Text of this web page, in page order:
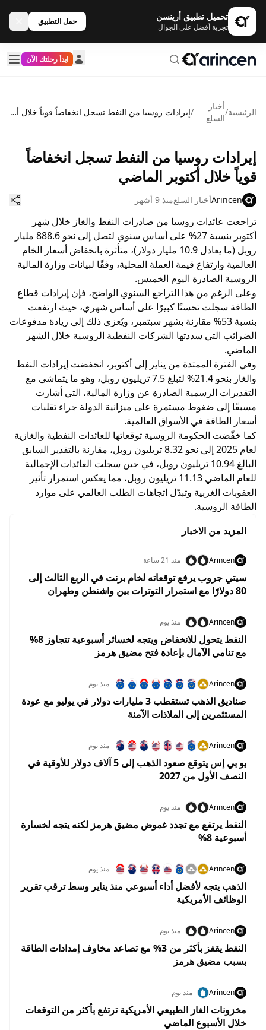
تحميل تطبيق أرينسن
تجربة أفضل على الجوال
حمل التطبيق
ابدأ رحلتك الآن
الرئيسية/
أخبار
السلع
/ إيرادات روسيا من النفط تسجل انخفاضاً قوياً خلال أكتوبر الماضي
إيرادات روسيا من النفط تسجل انخفاضاً
قوياً خلال أكتوبر الماضي
Arincenأخبار السلعمنذ 9 أشهر
تراجعت عائدات روسيا من صادرات النفط والغاز خلال شهر
أكتوبر بنسبة 27% على أساس سنوي لتصل إلى نحو 888.6 مليار
روبل (ما يعادل 10.9 مليار دولار)، متأثرة بانخفاض أسعار الخام
العالمية وارتفاع قيمة العملة المحلية، وفقًا لبيانات وزارة المالية
الروسية الصادرة اليوم الخميس.
وعلى الرغم من هذا التراجع السنوي الواضح، فإن إيرادات قطاع
الطاقة سجلت تحسنًا كبيرًا على أساس شهري، حيث ارتفعت
بنسبة 53% مقارنة بشهر سبتمبر، ويُعزى ذلك إلى زيادة مدفوعات
الضرائب التي سددتها الشركات النفطية الروسية خلال الشهر
الماضي.
وفي الفترة الممتدة من يناير إلى أكتوبر، انخفضت إيرادات النفط
والغاز بنحو 21.4% لتبلغ 7.5 تريليون روبل، وهو ما يتماشى مع
التقديرات الرسمية الصادرة عن وزارة المالية، التي أشارت
مسبقًا إلى ضغوط مستمرة على ميزانية الدولة جراء تقلبات
أسعار الطاقة في الأسواق العالمية.
كما خفّضت الحكومة الروسية توقعاتها للعائدات النفطية والغازية
لعام 2025 إلى نحو 8.32 تريليون روبل، مقارنة بالتقدير السابق
البالغ 10.94 تريليون روبل، في حين سجلت العائدات الإجمالية
للعام الماضي 11.13 تريليون روبل، مما يعكس استمرار تأثير
العقوبات الغربية وتبدّل اتجاهات الطلب العالمي على موارد
الطاقة الروسية.
المزيد من الاخبار
Arincen منذ 21 ساعة
سيتي جروب يرفع توقعاته لخام برنت في الربع الثالث إلى
80 دولارًا مع استمرار التوترات بين واشنطن وطهران
Arincen منذ يوم
النفط يتحول للانخفاض ويتجه لخسائر أسبوعية تتجاوز 8%
مع تنامي الآمال بإعادة فتح مضيق هرمز
Arincen منذ يوم
صناديق الذهب تستقطب 3 مليارات دولار في يوليو مع عودة
المستثمرين إلى الملاذات الآمنة
Arincen منذ يوم
يو بي إس يتوقع صعود الذهب إلى 5 آلاف دولار للأوقية في
النصف الأول من 2027
Arincen منذ يوم
النفط يرتفع مع تجدد غموض مضيق هرمز لكنه يتجه لخسارة
أسبوعية 8%
Arincen منذ يوم
الذهب يتجه لأفضل أداء أسبوعي منذ يناير وسط ترقب تقرير
الوظائف الأمريكية
Arincen منذ يوم
النفط يقفز بأكثر من 3% مع تصاعد مخاوف إمدادات الطاقة
بسبب مضيق هرمز
Arincen منذ يوم
مخزونات الغاز الطبيعي الأمريكية ترتفع بأكثر من التوقعات
خلال الأسبوع الماضي